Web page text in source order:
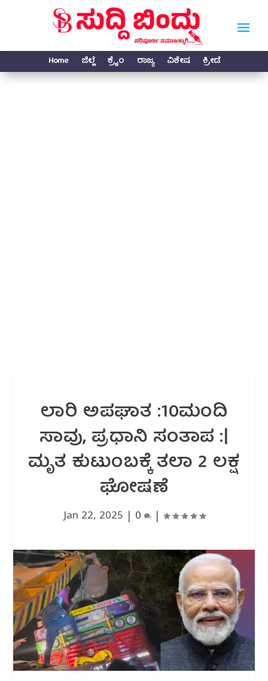
Home ಜಿಲ್ಲೆ ಕ್ರೈಂ ರಾಜ್ಯ ವಿಶೇಷ ಕ್ರೀಡೆ
ಲಾರಿ ಅಪಘಾತ :10ಮಂದಿ
ಸಾವು, ಪ್ರಧಾನಿ ಸಂತಾಪ :|
ಮೃತ ಕುಟುಂಬಕ್ಕೆ ತಲಾ 2 ಲಕ್ಷ
ಘೋಷಣೆ
Jan 22, 2025 0 |